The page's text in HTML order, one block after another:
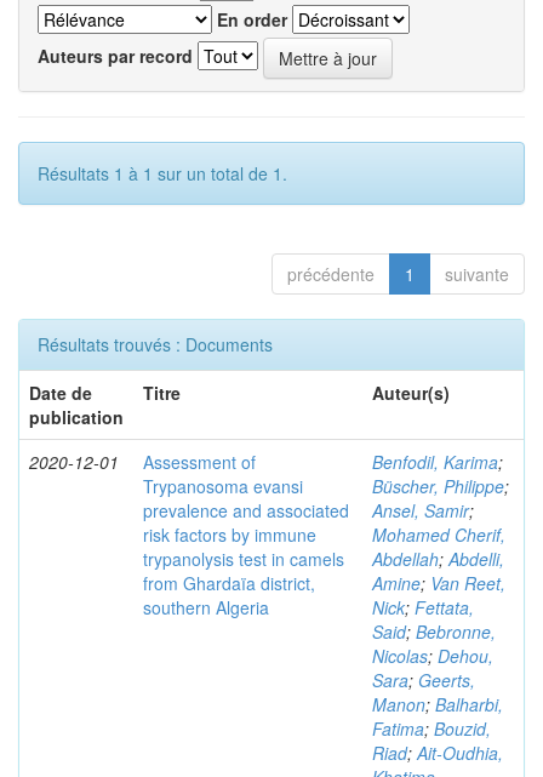
En order
Auteurs par record
Résultats 1 à 1 sur un total de 1.
précédente 1 suivante
Résultats trouvés : Documents
Date de
publication
Titre Auteur(s)
2020-12-01
Assessment of
Trypanosoma evansi
prevalence and associated
risk factors by immune
trypanolysis test in camels
from Ghardaïa district,
southern Algeria
Benfodil, Karima;
Büscher, Philippe;
Ansel, Samir;
Mohamed Cherif,
Abdellah;Abdelli,
Amine; Van Reet,
Nick; Fettata,
Said; Bebronne,
Nicolas; Dehou,
Sara; Geerts,
Manon; Balharbi,
Fatima; Bouzid,
Riad;Ait-Oudhia,